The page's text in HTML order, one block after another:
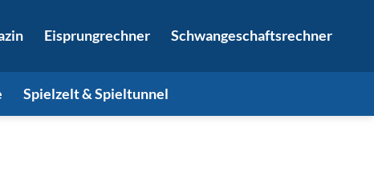
Eisprungrechner Schwangeschaftsrechner
Spielzelt & Spieltunnel